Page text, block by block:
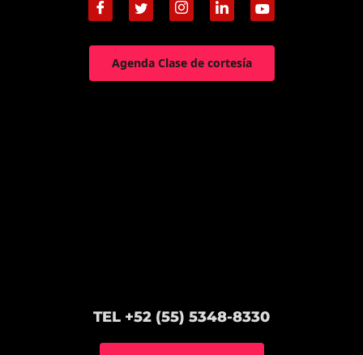
Agenda Clase de cortesía
TEL +52 (55) 5348-8330